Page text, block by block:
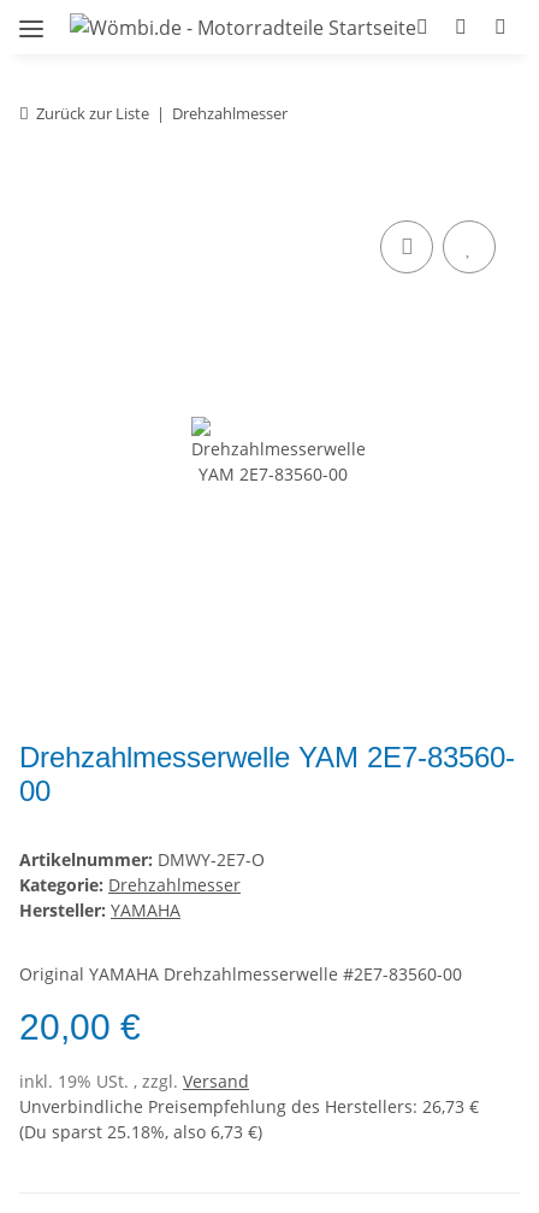
Zurück zur Liste Drehzahlmesser
Drehzahlmesserwelle YAM 2E7-83560-
00
Artikelnummer: DMWY-2E7-O
Kategorie: Drehzahlmesser
Hersteller: YAMAHA
Original YAMAHA Drehzahlmesserwelle #2E7-83560-00
20,00 €
inkl. 19% USt. , zzgl. Versand
Unverbindliche Preisempfehlung des Herstellers: 26,73 €
(Du sparst 25.18%, also 6,73 €)